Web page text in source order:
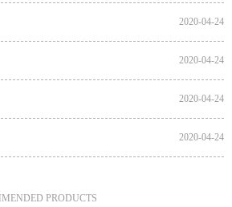
2020-04-24
2020-04-24
2020-04-24
2020-04-24
PRODUCTS